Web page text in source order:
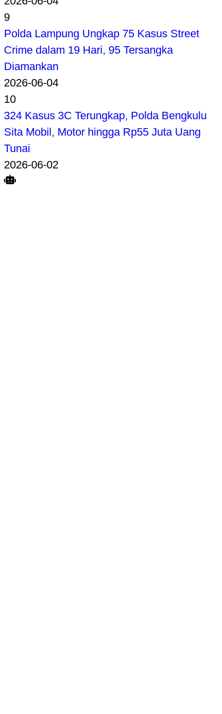
9
Polda Lampung Ungkap 75 Kasus Street
Crime dalam 19 Hari, 95 Tersangka
Diamankan
2026-06-04
10
324 Kasus 3C Terungkap, Polda Bengkulu
Sita Mobil, Motor hingga Rp55 Juta Uang
Tunai
2026-06-02